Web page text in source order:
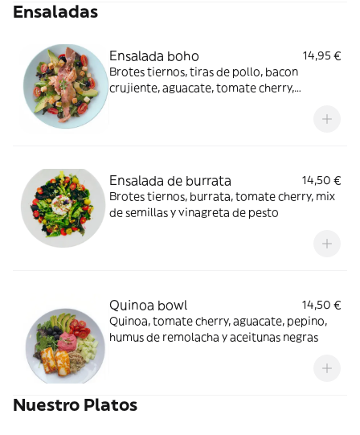
Ensaladas
Ensalada boho
14,95 €
Brotes tiernos, tiras de pollo, bacon
crujiente, aguacate, tomate cherry,
Ensalada de burrata
14,50 €
Brotes tiernos, burrata, tomate cherry, mix
de semillas y vinagreta de pesto
Quinoa bowl
14,50 €
Quinoa, tomate cherry, aguacate, pepino,
humus de remolacha y aceitunas negras
Nuestro Platos